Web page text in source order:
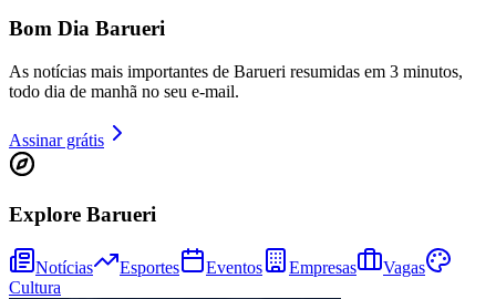
Bom Dia Barueri
As notícias mais importantes de Barueri resumidas em 3 minutos,
todo dia de manhã no seu e-mail.
Assinar grátis
Explore Barueri
Notícias Esportes Eventos Empresas
Vagas
Cultura